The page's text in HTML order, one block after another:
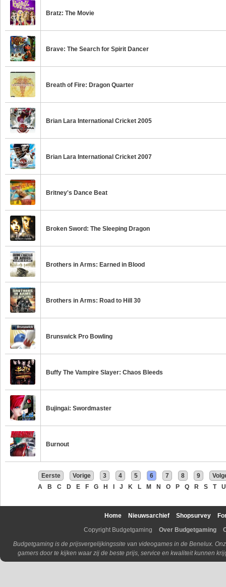
Bratz: The Movie
Brave: The Search for Spirit Dancer
Breath of Fire: Dragon Quarter
Brian Lara International Cricket 2005
Brian Lara International Cricket 2007
Britney's Dance Beat
Broken Sword: The Sleeping Dragon
Brothers in Arms: Earned in Blood
Brothers in Arms: Road to Hill 30
Brunswick Pro Bowling
Buffy The Vampire Slayer: Chaos Bleeds
Bujingai: Swordmaster
Burnout
Eerste Vorige 3 4 5 6 7 8 9
A
B C D E F G H J K L M N O P Q R S T U
Home Nieuwsarchief Shopsurvey
Copyright Budgetgaming
Over Budgetgaming
Budgetgaming is de prijsvergelijkingssite van videogames in de Benelux.
gamers door te kijken waar zij de beste prijs, service en kwaliteit kunnen